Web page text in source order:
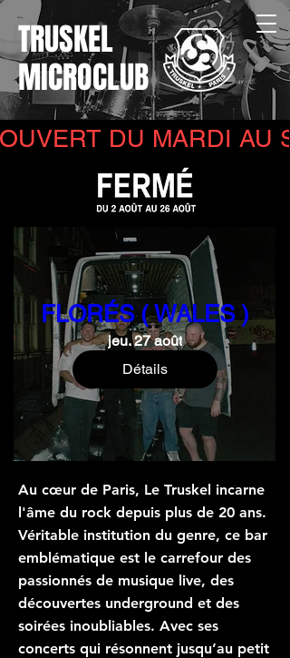
TRUSKEL
MICROCLUB
OUVERT DU MARDI AU
FLORÉS ( WALES )
jeu. 27 août
Détails
Au cœur de Paris, Le Truskel incarne
l'âme du rock depuis plus de 20 ans.
Véritable institution du genre, ce bar
emblématique est le carrefour des
passionnés de musique live, des
découvertes underground et des
soirées inoubliables. Avec ses
concerts qui résonnent jusqu’au petit